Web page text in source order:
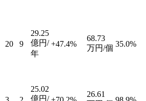
20 9
29.25
億円/
年
+47.4%
68.73
万円/個 35.0%
25.02
億円/
26.61